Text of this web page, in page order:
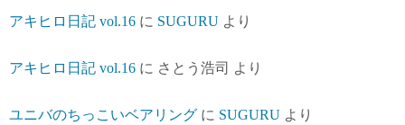
アキヒロ日記 vol.16 に SUGURU より
アキヒロ日記 vol.16 に さとう浩司 より
ユニバのちっこいベアリング に SUGURU より